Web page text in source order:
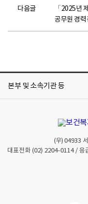
다음글
「2025년
공무원 경
본부 및 소속기관 등
기
(우)04933
대표전화 (02) 2204-0114/ 응